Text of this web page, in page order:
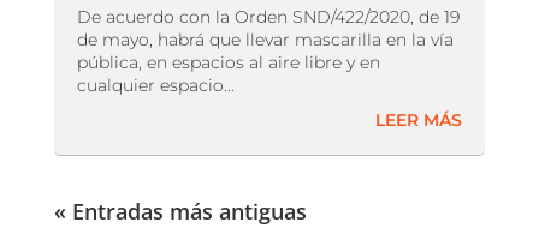
De acuerdo con la Orden SND/422/2020, de 19
de mayo, habrá que llevar mascarilla en la vía
pública, en espacios al aire libre y en
cualquier espacio...
LEER MÁS
« Entradas más antiguas